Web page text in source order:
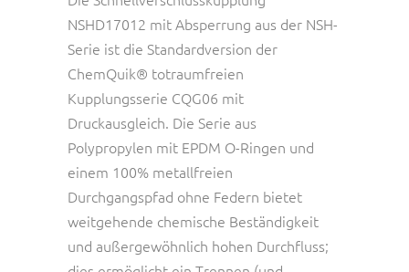
NSHD17012 mit Absperrung aus der NSH-
Serie ist die Standardversion der
ChemQuik® totraumfreien
Kupplungsserie CQG06 mit
Druckausgleich. Die Serie aus
Polypropylen mit EPDM O-Ringen und
einem 100% metallfreien
Durchgangspfad ohne Federn bietet
weitgehende chemische Beständigkeit
und außergewöhnlich hohen Durchfluss;